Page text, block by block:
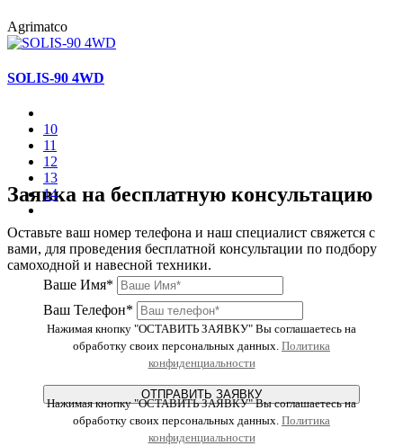
Agrimatco
SOLIS-90 4WD
10
11
12
13
14
Заявка на бесплатную консультацию
Оставьте ваш номер телефона и наш специалист свяжется с
вами, для проведения бесплатной консультации по подбору
самоходной и навесной техники.
Ваше Имя*
Ваш Телефон*
Нажимая кнопку "ОСТАВИТЬ ЗАЯВКУ" Вы соглашаетесь на
обработку своих персональных данных. Политика
конфиденциальности
ОТПРАВИТЬ ЗАЯВКУ
Нажимая кнопку "ОСТАВИТЬ ЗАЯВКУ" Вы соглашаетесь на
обработку своих персональных данных. Политика
конфиденциальности